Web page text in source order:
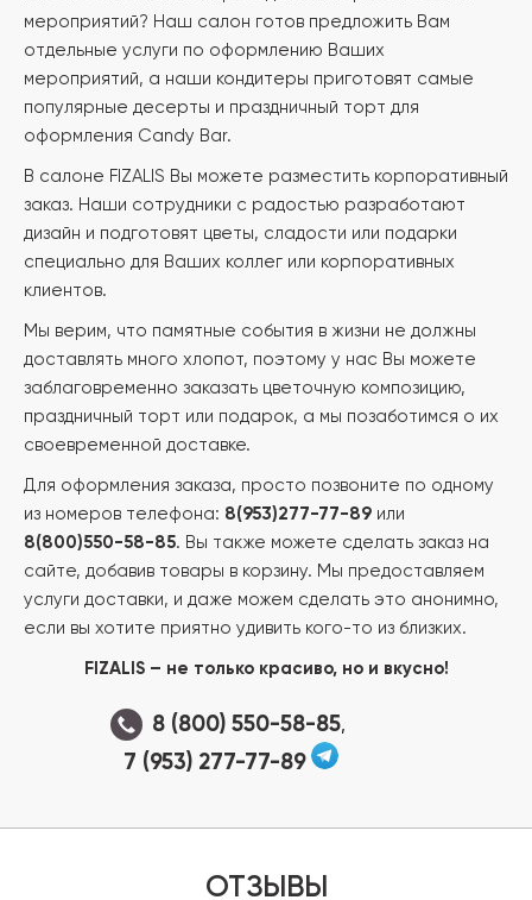
мероприятий? Наш салон готов предложить Вам
отдельные услуги по оформлению Ваших
мероприятий, а наши кондитеры приготовят самые
популярные десерты и праздничный торт для
оформления Candy Bar.
В салоне FIZALIS Вы можете разместить корпоративный
заказ. Наши сотрудники с радостью разработают
дизайн и подготовят цветы, сладости или подарки
специально для Ваших коллег или корпоративных
клиентов.
Мы верим, что памятные события в жизни не должны
доставлять много хлопот, поэтому у нас Вы можете
заблаговременно заказать цветочную композицию,
праздничный торт или подарок, а мы позаботимся о их
своевременной доставке.
Для оформления заказа, просто позвоните по одному
из номеров телефона: 8(953)277-77-89 или
8(800)550-58-85. Вы также можете сделать заказ на
сайте, добавив товары в корзину. Мы предоставляем
услуги доставки, и даже можем сделать это анонимно,
если вы хотите приятно удивить кого-то из близких.
FIZALIS – не только красиво, но и вкусно!
8 (800) 550-58-85,
7 (953) 277-77-89
ОТЗЫВЫ